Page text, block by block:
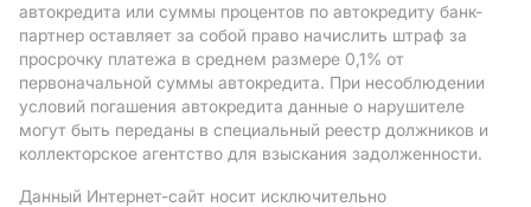
автокредита или суммы процентов по автокредиту банк-
партнер оставляет за собой право начислить штраф за
просрочку платежа в среднем размере 0,1% от
первоначальной суммы автокредита. При несоблюдении
условий погашения автокредита данные о нарушителе
могут быть переданы в специальный реестр должников и
коллекторское агентство для взыскания задолженности.
Данный Интернет-сайт носит исключительно